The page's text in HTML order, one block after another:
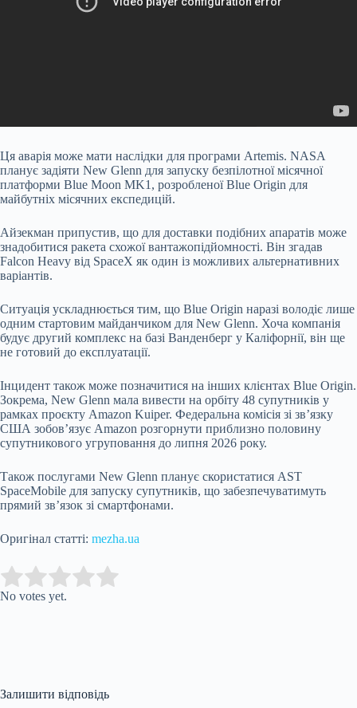
Ця аварія може мати наслідки для програми Artemis. NASA
планує задіяти New Glenn для запуску безпілотної місячної
платформи Blue Moon MK1, розробленої Blue Origin для
майбутніх місячних експедицій.
Айзекман припустив, що для доставки подібних апаратів може
знадобитися ракета схожої вантажопідйомності. Він згадав
Falcon Heavy від SpaceX як один із можливих альтернативних
варіантів.
Ситуація ускладнюється тим, що Blue Origin наразі володіє лише
одним стартовим майданчиком для New Glenn. Хоча компанія
будує другий комплекс на базі Ванденберг у Каліфорнії, він ще
не готовий до експлуатації.
Інцидент також може позначитися на інших клієнтах Blue Origin.
Зокрема, New Glenn мала вивести на орбіту 48 супутників у
рамках проєкту Amazon Kuiper. Федеральна комісія зі зв’язку
США зобов’язує Amazon розгорнути приблизно половину
супутникового угруповання до липня 2026 року.
Також послугами New Glenn планує скористатися AST
SpaceMobile для запуску супутників, що забезпечуватимуть
прямий зв’язок зі смартфонами.
Оригінал статті: mezha.ua
Rate this item:
No votes yet.
Залишити відповідь